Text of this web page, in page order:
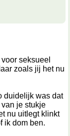
seksueel
zoals jij het nu
duidelijk was dat
je stukje
nu uitlegt klinkt
ik dom ben.